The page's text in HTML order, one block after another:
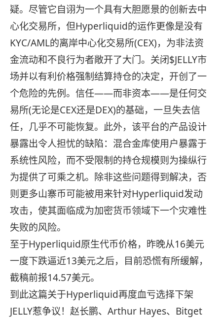
疑。尽管它自诩为一个具有大胆愿景的创新去中
心化交易所，但Hyperliquid的运作更像是没有
KYC/AML的离岸中心化交易所(CEX)，为非法资
金流动和不良行为者敞开了大门。关闭$JELLY市
场并以有利价格强制结算持仓的决定，开创了一
个危险的先例。信任——而非资本——是任何交
易所(无论是CEX还是DEX)的基础，一旦失去信
任，几乎不可能恢复。此外，该平台的产品设计
暴露出令人担忧的缺陷：混合金库使用户暴露于
系统性风险，而不受限制的持仓规模则为操纵行
为提供了可乘之机。除非这些问题得到解决，否
则更多山寨币可能被用来针对Hyperliquid发动
攻击，使其面临成为加密货币领域下一个灾难性
失败的风险。
至于Hyperliquid原生代币价格，昨晚从16美元
一度下跌逼近13美元之后，目前恐慌有所缓解，
截稿前报14.57美元。
到此这篇关于Hyperliquid再度血亏选择下架
JELLY惹争议！赵长鹏、Arthur Hayes、Bitget